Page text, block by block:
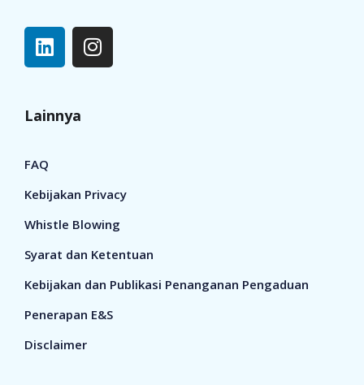
Lainnya
FAQ
Kebijakan Privacy
Whistle Blowing
Syarat dan Ketentuan
Kebijakan dan Publikasi Penanganan Pengaduan
Penerapan E&S
Disclaimer